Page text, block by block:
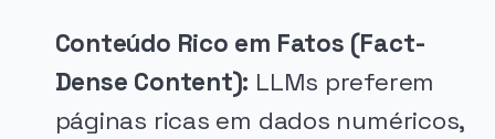
Conteúdo Rico em Fatos (Fact-
Dense Content): LLMs preferem
páginas ricas em dados numéricos,